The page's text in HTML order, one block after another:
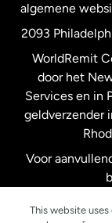
algemene
2093
WorldRemit
door het
Services en in
geldverzender
Voor
This website